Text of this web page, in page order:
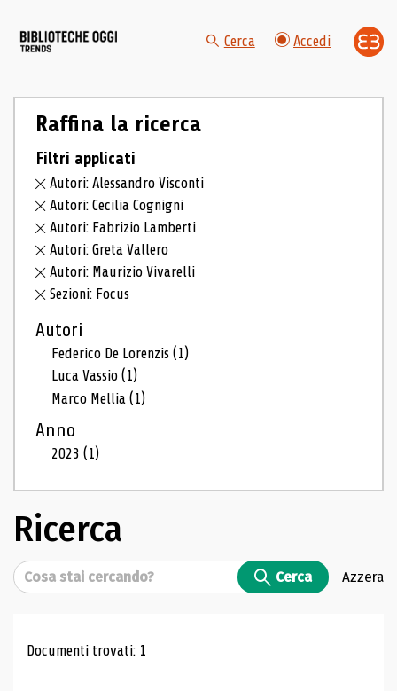
Cerca Accedi
Raffina la ricerca
Filtri applicati
Autori: Alessandro Visconti
Autori: Cecilia Cognigni
Autori: Fabrizio Lamberti
Autori: Greta Vallero
Autori: Maurizio Vivarelli
Sezioni: Focus
Autori
Federico De Lorenzis(1)
Luca Vassio(1)
Marco Mellia(1)
Anno
2023(1)
Ricerca
Cerca Cerca Azzera
Risultati di ricerca
Documenti trovati: 1